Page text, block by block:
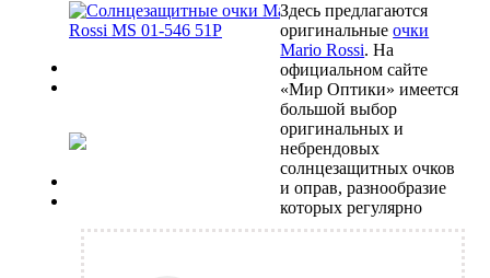
Здесь предлагаются
оригинальныеочки
Mario Rossi. На
официальном сайте
«Мир Оптики» имеется
большой выбор
оригинальных и
небрендовых
солнцезащитных очков
и оправ, разнообразие
которых регулярно